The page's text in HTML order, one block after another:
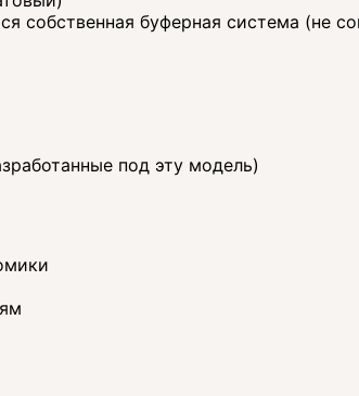
собственная буферная система (не
под эту модель)​